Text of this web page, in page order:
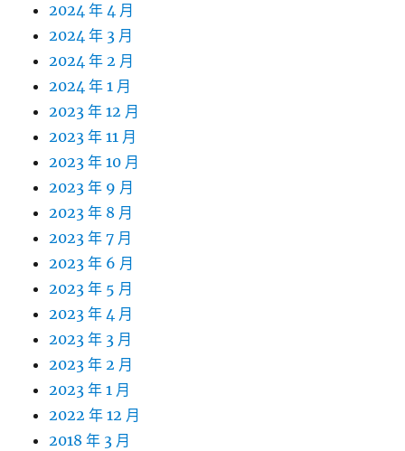
2024 年 4 月
2024 年 3 月
2024 年 2 月
2024 年 1 月
2023 年 12 月
2023 年 11 月
2023 年 10 月
2023 年 9 月
2023 年 8 月
2023 年 7 月
2023 年 6 月
2023 年 5 月
2023 年 4 月
2023 年 3 月
2023 年 2 月
2023 年 1 月
2022 年 12 月
2018 年 3 月